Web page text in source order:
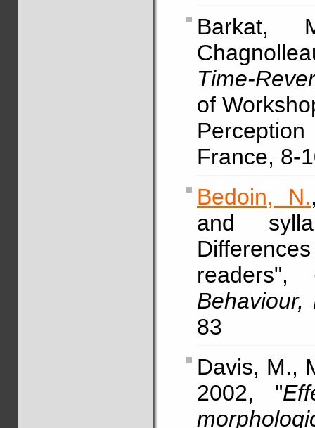
Barkat,
Time-
of
France, 8-
Bedoin, N.
and
readers",
83
Davis, M.,
2002, "